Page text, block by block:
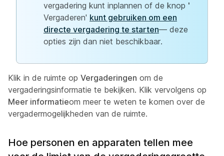
vergadering kunt inplannen of de knop '
Vergaderen' kunt gebruiken om een
directe vergadering te starten— deze
opties zijn dan niet beschikbaar.
Klik in de ruimte op Vergaderingen om de
vergaderingsinformatie te bekijken. Klik vervolgens op
Meer informatieom meer te weten te komen over de
vergadermogelijkheden van de ruimte.
Hoe personen en apparaten tellen mee